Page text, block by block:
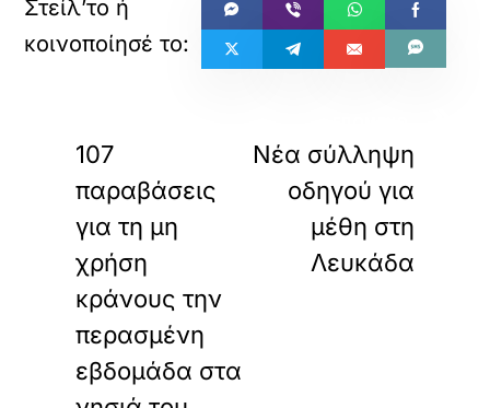
107
παραβάσεις
για τη μη
χρήση
κράνους την
περασμένη
εβδομάδα στα
Νέα σύλληψη
οδηγού για
μέθη στη
Λευκάδα